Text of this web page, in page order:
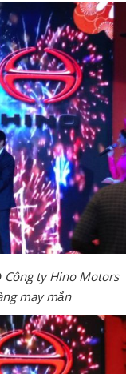
Công ty Hino Motors
hàng may mắn